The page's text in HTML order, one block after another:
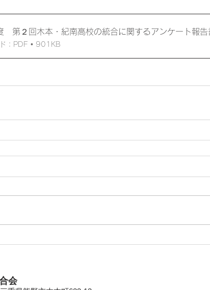
第２回木本・紀南高校の統合に関するアンケート報告
：PDF • 901KB
会